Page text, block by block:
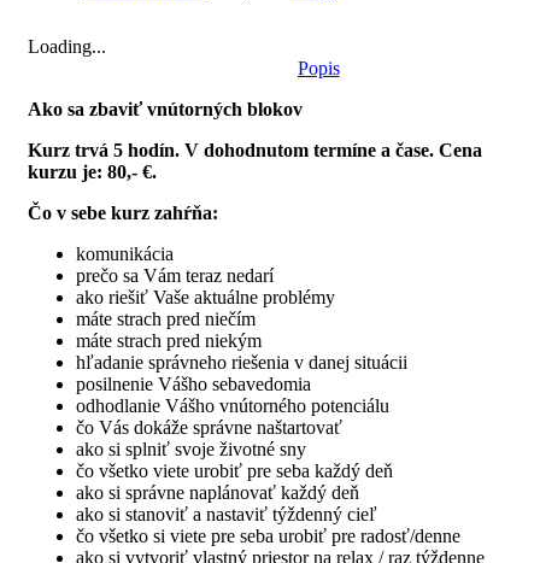
Loading...
Popis
Ako sa zbaviť vnútorných blokov
Kurz trvá 5 hodín. V dohodnutom termíne a čase. Cena
kurzu je: 80,- €.
Čo v sebe kurz zahŕňa:
komunikácia
prečo sa Vám teraz nedarí
ako riešiť Vaše aktuálne problémy
máte strach pred niečím
máte strach pred niekým
hľadanie správneho riešenia v danej situácii
posilnenie Vášho sebavedomia
odhodlanie Vášho vnútorného potenciálu
čo Vás dokáže správne naštartovať
ako si splniť svoje životné sny
čo všetko viete urobiť pre seba každý deň
ako si správne naplánovať každý deň
ako si stanoviť a nastaviť týždenný cieľ
čo všetko si viete pre seba urobiť pre radosť/denne
ako si vytvoriť vlastný priestor na relax / raz týždenne